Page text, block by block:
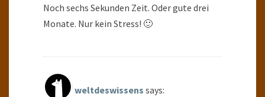
Noch sechs Sekunden Zeit. Oder gute drei
Monate. Nur kein Stress! 🙂
weltdeswissens says: